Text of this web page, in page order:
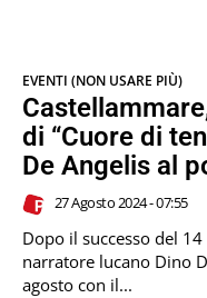
EVENTI (NON USARE PIÙ)
di “Cuore di
De Angelis al
27 Agosto 2024 - 07:55
Dopo il successo del
narratore lucano Dino
agosto con il...